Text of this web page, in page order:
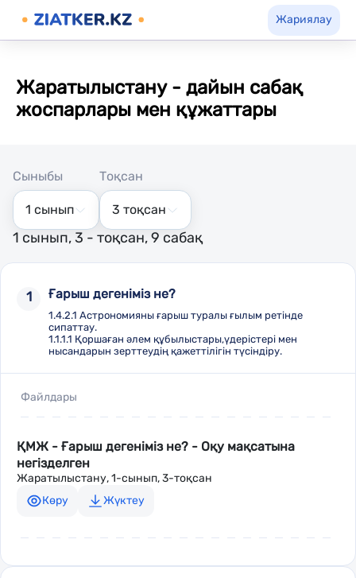
Жариялау
Жаратылыстану - дайын сабақ
жоспарлары мен құжаттары
1 сынып, 3 - тоқсан, 9 сабақ
Сыныбы
1 сынып
Тоқсан
3 тоқсан
1 Ғарыш дегеніміз не?
1.4.2.1 Астрономияны ғарыш туралы ғылым ретінде
сипаттау.
1.1.1.1 Қоршаған әлем құбылыстары,үдерістері мен
нысандарын зерттеудің қажеттілігін түсіндіру.
Файлдары
ҚМЖ - Ғарыш дегеніміз не? - Оқу мақсатына
негізделген
Жаратылыстану, 1-сынып, 3-тоқсан
Көру
Жүктеу